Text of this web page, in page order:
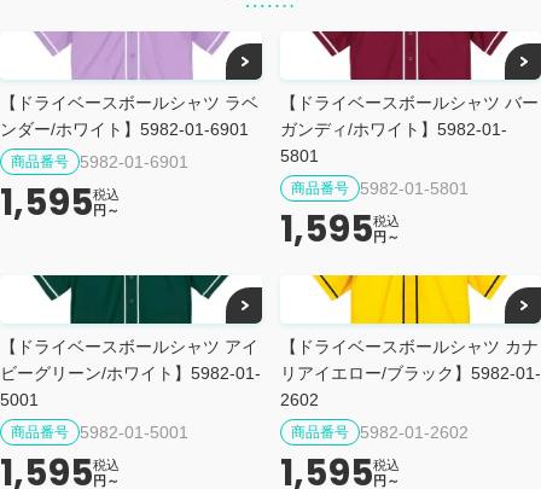
【ドライベースボールシャツ ラベ
ンダー/ホワイト】5982-01-6901
商品番号 5982-01-6901
1,595税込
円～
【ドライベースボールシャツ バー
ガンディ/ホワイト】5982-01-
5801
商品番号 5982-01-5801
1,595税込
円～
【ドライベースボールシャツ アイ
ビーグリーン/ホワイト】5982-01-
5001
商品番号 5982-01-5001
1,595税込
円～
【ドライベースボールシャツ カナ
リアイエロー/ブラック】5982-01-
2602
商品番号 5982-01-2602
1,595税込
円～